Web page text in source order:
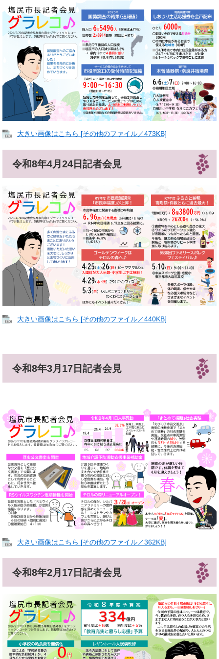
大きい画像はこちら [その他のファイル／473KB]
令和8年4月24日記者会見
大きい画像はこちら [その他のファイル／440KB]
令和8年3月17日記者会見
大きい画像はこちら [その他のファイル／362KB]
令和8年2月17日記者会見